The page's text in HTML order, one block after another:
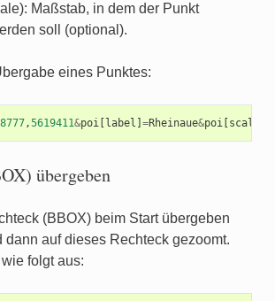
Maßstab, in dem der Punkt
soll (optional).
eines Punktes:
,5619411&poi[ label =Rheinaue&poi[ scale
übergeben
(BBOX) beim Start übergeben
dann auf dieses Rechteck gezoomt.
folgt aus: